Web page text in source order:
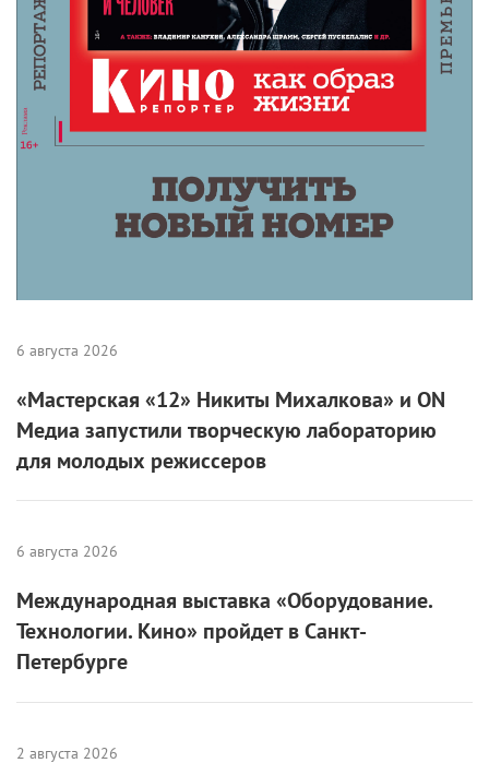
6 августа 2026
«Мастерская «12» Никиты Михалкова» и ON
Медиа запустили творческую лабораторию
для молодых режиссеров
6 августа 2026
Международная выставка «Оборудование.
Технологии. Кино» пройдет в Санкт-
Петербурге
2 августа 2026